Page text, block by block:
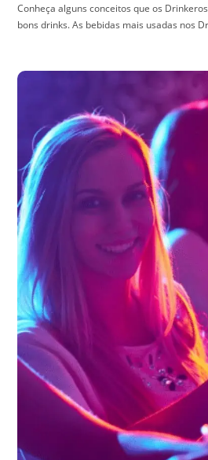
Conheça alguns conceitos que os
bons drinks. As bebidas mais usadas nos